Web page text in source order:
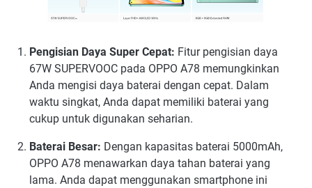
Pengisian Daya Super Cepat: Fitur pengisian daya
67W SUPERVOOC pada OPPO A78 memungkinkan
Anda mengisi daya baterai dengan cepat. Dalam
waktu singkat, Anda dapat memiliki baterai yang
cukup untuk digunakan seharian.
Baterai Besar: Dengan kapasitas baterai 5000mAh,
OPPO A78 menawarkan daya tahan baterai yang
lama. Anda dapat menggunakan smartphone ini